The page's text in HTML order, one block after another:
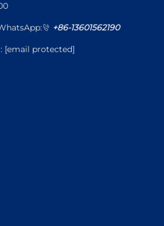
+86-13601562190
[email protected]